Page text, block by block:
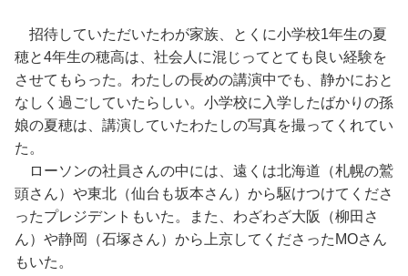
招待していただいたわが家族、とくに小学校1年生の夏
穂と4年生の穂高は、社会人に混じってとても良い経験を
させてもらった。わたしの長めの講演中でも、静かにおと
なしく過ごしていたらしい。小学校に入学したばかりの孫
娘の夏穂は、講演していたわたしの写真を撮ってくれてい
た。
ローソンの社員さんの中には、遠くは北海道（札幌の鷲
頭さん）や東北（仙台も坂本さん）から駆けつけてくださ
ったプレジデントもいた。また、わざわざ大阪（柳田さ
ん）や静岡（石塚さん）から上京してくださったMOさん
もいた。